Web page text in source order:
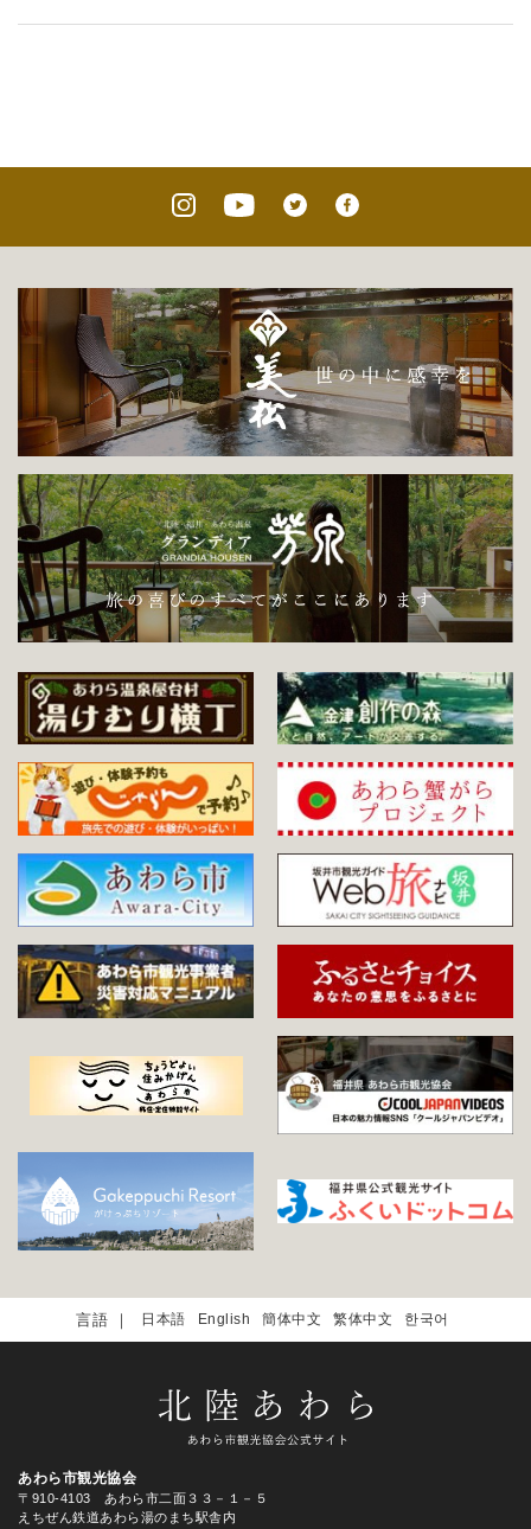
日本語 English 簡体中文 繁体中文 한국어
あわら市観光協会
〒910-4103 あわら市二面３３－１－５
えちぜん鉄道あわら湯のまち駅舎内